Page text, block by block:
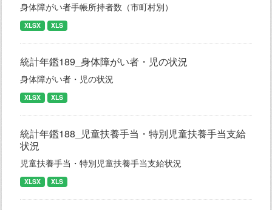
身体障がい者手帳所持者数（市町村別）
XLSX XLS
統計年鑑189_身体障がい者・児の状況
身体障がい者・児の状況
XLSX XLS
統計年鑑188_児童扶養手当・特別児童扶養手当支給
状況
児童扶養手当・特別児童扶養手当支給状況
XLSX XLS